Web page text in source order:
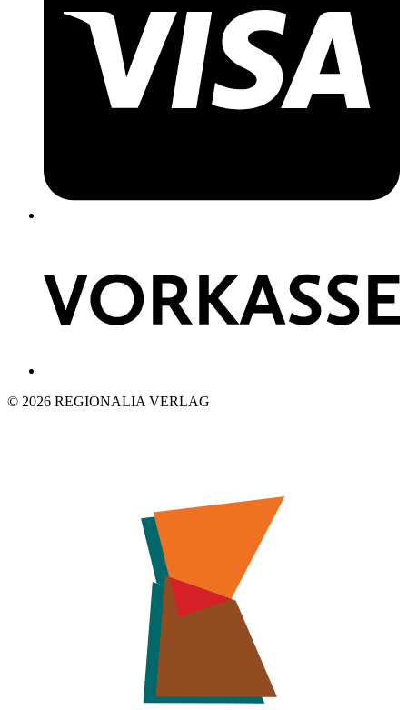
© 2026 REGIONALIA VERLAG